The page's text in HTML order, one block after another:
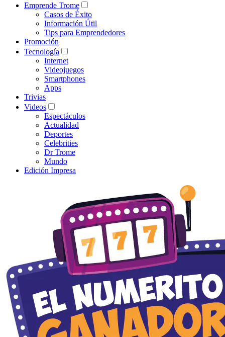
Emprende Trome
Casos de Éxito
Información Útil
Tips para Emprendedores
Promoción
Tecnología
Internet
Videojuegos
Smartphones
Apps
Trivias
Videos
Espectáculos
Actualidad
Deportes
Celebrities
Dr Trome
Mundo
Edición Impresa